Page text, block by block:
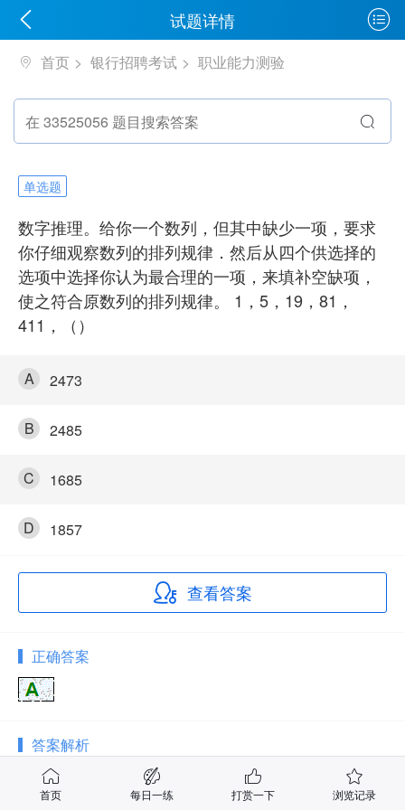
试题详情
首页 银行招聘考试 职业能力测验
单选题
数字推理。给你一个数列，但其中缺少一项，要求
你仔细观察数列的排列规律．然后从四个供选择的
选项中选择你认为最合理的一项，来填补空缺项，
使之符合原数列的排列规律。 1，5，19，81，
411，（）
A 2473
B 2485
C 1685
D 1857
查看答案
正确答案
答案解析
1×2+3=5、5×3+4=19、19×4+5=81、81×5+6＝
首页 每日一练 打赏一下 浏览记录